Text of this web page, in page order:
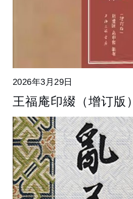
2026年3月29日
王福庵印綴（增订版）